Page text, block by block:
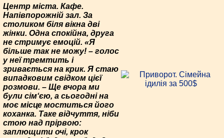
Центр міста. Кафе.
Напівпорожній зал. За
столиком біля вікна дві
жінки. Одна спокійна, друга
не стримує емоцій. «Я
більше так не можу! – голос
у неї тремтить і
зривається на крик. Я стаю
випадковим свідком цієї
розмови. – Ще вчора ми
були сім‘єю, а сьогодні на
моє місце моститься його
коханка. Таке відчуття, ніби
стою над прірвою:
заплющити очі, крок